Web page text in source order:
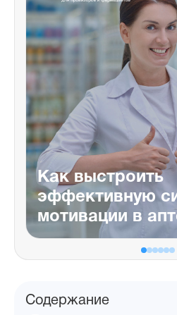
Как выстроить
эффективную
мотивации в
Содержание